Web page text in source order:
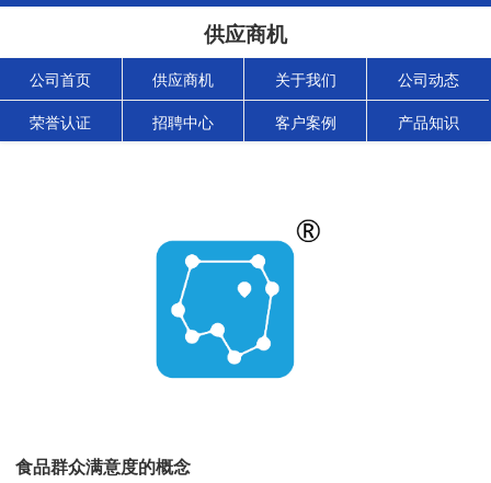
供应商机
公司首页 供应商机 关于我们 公司动态
荣誉认证 招聘中心 客户案例 产品知识
食品群众满意度的概念